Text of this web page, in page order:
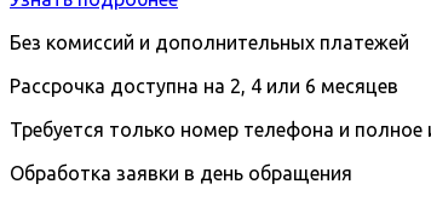
Без комиссий и дополнительных платежей
Рассрочка доступна на 2, 4 или 6 месяцев
Требуется только номер телефона и полное
Обработка заявки в день обращения